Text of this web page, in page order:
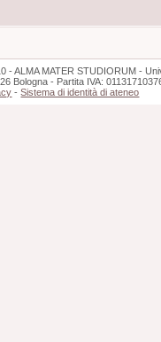
- ALMA MATER STUDIORUM -
Bologna - Partita IVA:
-Sistema di identità di ateneo